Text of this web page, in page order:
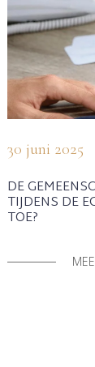
30 juni 2025
DE
TIJDENS DE
TOE?